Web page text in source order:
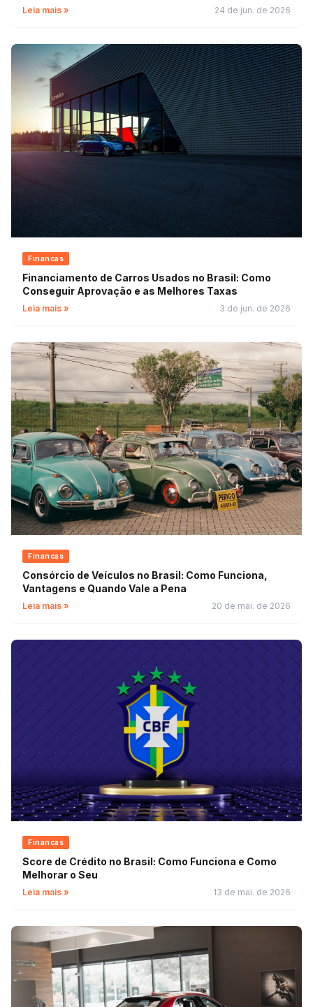
Leia mais » 24 de jun. de 2026
Financas
Financiamento de Carros Usados no Brasil: Como
Conseguir Aprovação e as Melhores Taxas
Leia mais » 3 de jun. de 2026
Financas
Consórcio de Veículos no Brasil: Como Funciona,
Vantagens e Quando Vale a Pena
Leia mais » 20 de mai. de 2026
Financas
Score de Crédito no Brasil: Como Funciona e Como
Melhorar o Seu
Leia mais » 13 de mai. de 2026